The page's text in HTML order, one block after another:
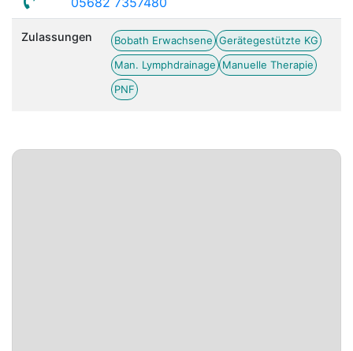
Zulassungen Bobath Erwachsene Gerätegestützte KG
Man. Lymphdrainage
Manuelle Therapie
PNF